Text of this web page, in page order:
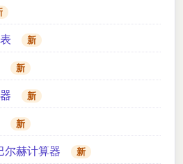
新
新
新
新
尔赫计算器 新